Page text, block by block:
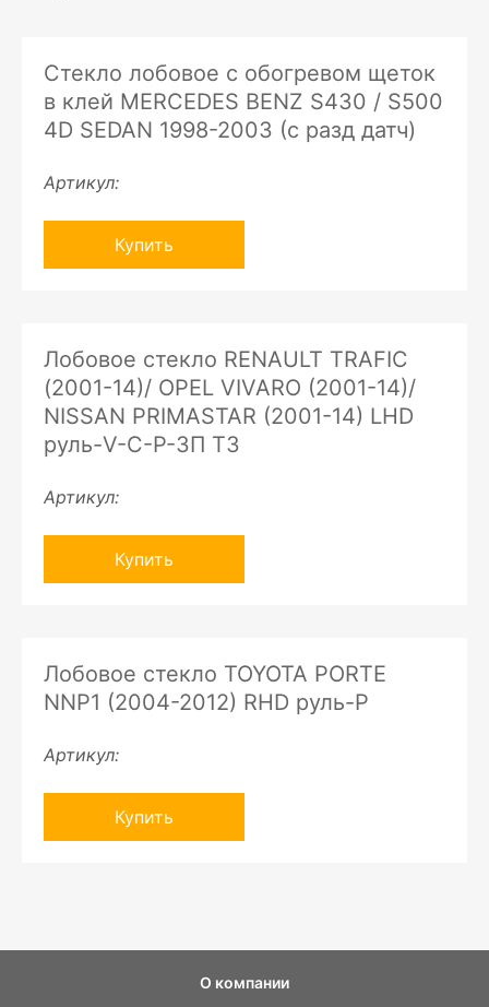
Стекло лобовое с обогревом щеток
в клей MERCEDES BENZ S430 / S500
4D SEDAN 1998-2003 (с разд датч)
Артикул:
Купить
Лобовое стекло RENAULT TRAFIC
(2001-14)/ OPEL VIVARO (2001-14)/
NISSAN PRIMASTAR (2001-14) LHD
руль-V-C-P-ЗП ТЗ
Артикул:
Купить
Лобовое стекло TOYOTA PORTE
NNP1 (2004-2012) RHD руль-P
Артикул:
Купить
О компании